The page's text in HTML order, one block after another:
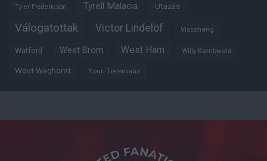
Tyler Fredericson Tyrell Malacia Utazás
Válogatottak Victor Lindelöf Visszhang
Watford West Brom West Ham Willy Kambwala
Wout Weghorst Youri Tielemans